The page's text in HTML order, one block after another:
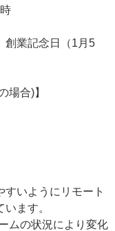
創業記念日（1月5
場合)】
すいようにリモート
ます。
ムの状況により変化